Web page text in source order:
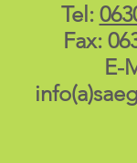
Tel:
Fax:
E-